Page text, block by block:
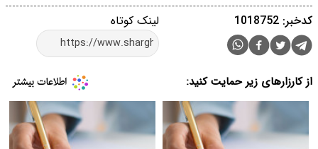
لینک کوتاه کدخبر: 1018752
از کارزارهای زیر حمایت کنید: